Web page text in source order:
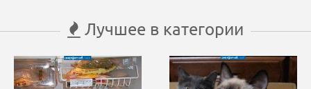
Лучшее в категории